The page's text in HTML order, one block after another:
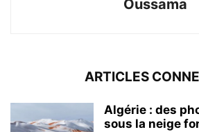
Oussama
ARTICLES
Algérie : des
sous la neige